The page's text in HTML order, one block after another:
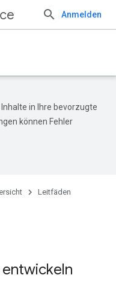
Anmelden
in Ihre bevorzugte
können Fehler
Leitfäden